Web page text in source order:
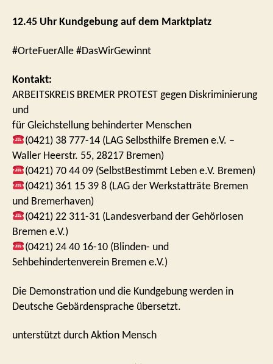
12.45 Uhr Kundgebung auf dem Marktplatz
#OrteFuerAlle #DasWirGewinnt
Kontakt:
ARBEITSKREIS BREMER PROTEST gegen Diskriminierung
und
für Gleichstellung ­behinderter Menschen
(0421) 38 777-14 (LAG Selbsthilfe Bremen e.V. –
Waller Heerstr. 55, 28217 Bremen)
(0421) 70 44 09 (SelbstBestimmt Leben e.V. Bremen)
(0421) 361 15 39 8 (LAG der Werkstatträte Bremen
und Bremerhaven)
(0421) 22 311-31 (Landesverband der Gehörlosen
Bremen e.V.)
(0421) 24 40 16-10 (Blinden- und
Sehbehindertenverein Bremen e.V.)
Die Demonstration und die Kund­gebung werden in
Deutsche Gebärdensprache übersetzt.
unterstützt durch Aktion Mensch